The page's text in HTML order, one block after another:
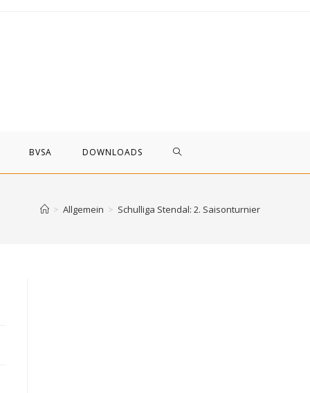
BVSA DOWNLOADS WEBSITE-
> Allgemein > Schulliga Stendal: 2. Saisonturnier